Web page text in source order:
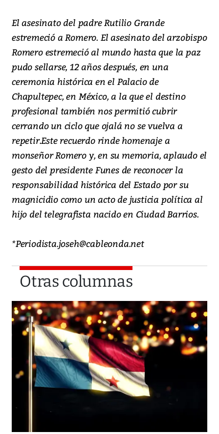
El asesinato del padre Rutilio Grande
estremeció a Romero. El asesinato del arzobispo
Romero estremeció al mundo hasta que la paz
pudo sellarse, 12 años después, en una
ceremonia histórica en el Palacio de
Chapultepec, en México, a la que el destino
profesional también nos permitió cubrir
cerrando un ciclo que ojalá no se vuelva a
repetir.Este recuerdo rinde homenaje a
monseñor Romero y, en su memoria, aplaudo el
gesto del presidente Funes de reconocer la
responsabilidad histórica del Estado por su
magnicidio como un acto de justicia política al
hijo del telegrafista nacido en Ciudad Barrios.
*Periodista.joseh@cableonda.net
Otras columnas